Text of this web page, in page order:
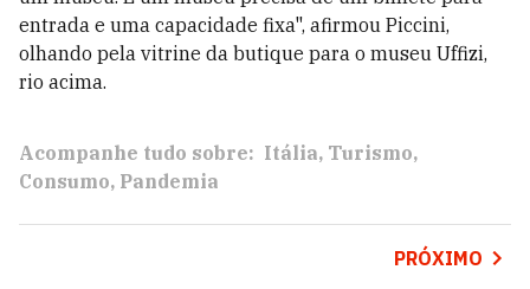
entrada e uma capacidade fixa", afirmou Piccini,
olhando pela vitrine da butique para o museu Uffizi,
rio acima.
Acompanhe tudo sobre: Itália Turismo
Consumo Pandemia
PRÓXIMO